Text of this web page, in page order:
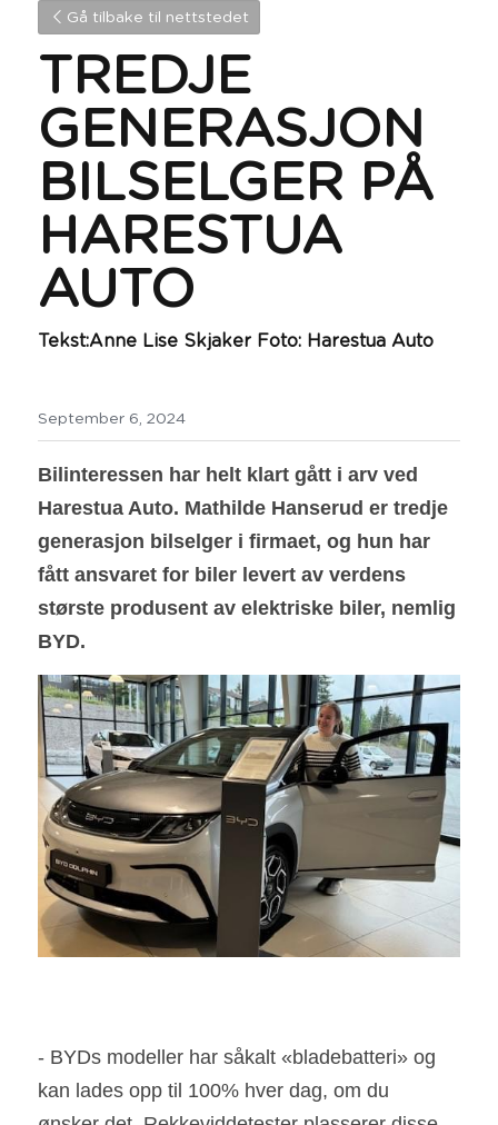
Gå tilbake til nettstedet
TREDJE
GENERASJON
BILSELGER PÅ
HARESTUA
AUTO
Tekst:Anne Lise Skjaker Foto: Harestua Auto
September 6, 2024
Bilinteressen har helt klart gått i arv ved
Harestua Auto. Mathilde Hanserud er tredje
generasjon bilselger i firmaet, og hun har
fått ansvaret for biler levert av verdens
største produsent av elektriske biler, nemlig
BYD.
- BYDs modeller har såkalt «bladebatteri» og
kan lades opp til 100% hver dag, om du